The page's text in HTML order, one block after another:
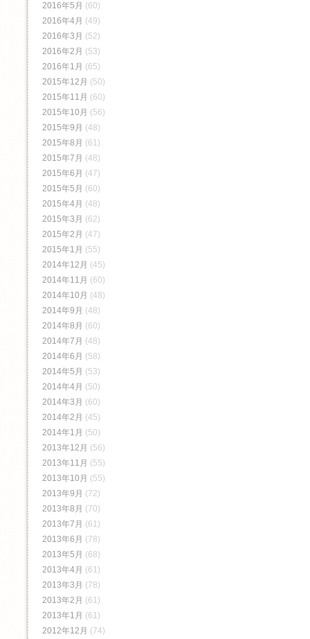
2016年5月 (60)
2016年4月 (49)
2016年3月 (52)
2016年2月 (53)
2016年1月 (65)
2015年12月 (50)
2015年11月 (60)
2015年10月 (56)
2015年9月 (48)
2015年8月 (61)
2015年7月 (48)
2015年6月 (47)
2015年5月 (60)
2015年4月 (48)
2015年3月 (62)
2015年2月 (47)
2015年1月 (55)
2014年12月 (45)
2014年11月 (60)
2014年10月 (48)
2014年9月 (48)
2014年8月 (60)
2014年7月 (48)
2014年6月 (58)
2014年5月 (53)
2014年4月 (50)
2014年3月 (60)
2014年2月 (45)
2014年1月 (50)
2013年12月 (56)
2013年11月 (55)
2013年10月 (55)
2013年9月 (72)
2013年8月 (70)
2013年7月 (61)
2013年6月 (78)
2013年5月 (68)
2013年4月 (61)
2013年3月 (78)
2013年2月 (61)
2013年1月 (61)
2012年12月 (74)